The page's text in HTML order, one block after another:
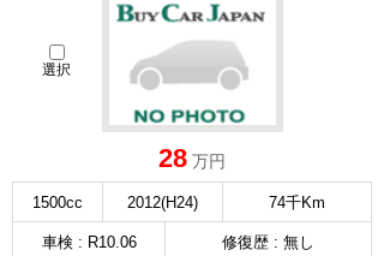
選択
28 万円
1500cc 2012(H24) 74千Km
車検 : R10.06 修復歴 : 無し